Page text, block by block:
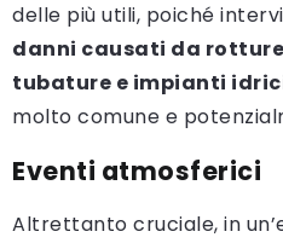
delle più utili, poiché
danni causati da
tubature e impianti
molto comune e
Eventi atmosferici
Altrettanto cruciale, in